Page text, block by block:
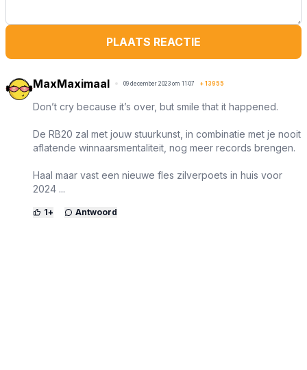
PLAATS REACTIE
MaxMaximaal 09 december 2023 om 11:07 + 13955
Don’t cry because it’s over, but smile that it happened.
De RB20 zal met jouw stuurkunst, in combinatie met je nooit
aflatende winnaarsmentaliteit, nog meer records brengen.
Haal maar vast een nieuwe fles zilverpoets in huis voor
2024 ...
1+ Antwoord